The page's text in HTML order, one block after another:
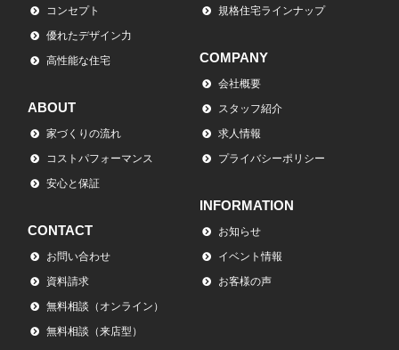
コンセプト
優れたデザイン力
高性能な住宅
ABOUT
家づくりの流れ
コストパフォーマンス
安心と保証
CONTACT
お問い合わせ
資料請求
無料相談（オンライン）
無料相談（来店型）
規格住宅ラインナップ
COMPANY
会社概要
スタッフ紹介
求人情報
プライバシーポリシー
INFORMATION
お知らせ
イベント情報
お客様の声